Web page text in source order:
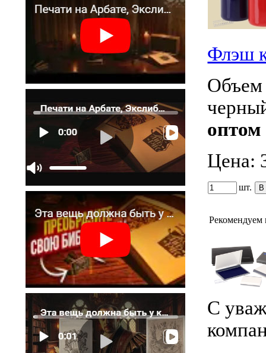
Флэш
Объем
оптом
Цена:
шт.
Рекомендуем
С